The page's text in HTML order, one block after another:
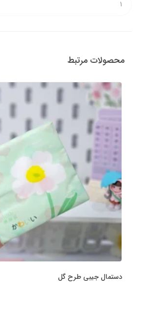
محصولات مرتبط
دستمال جیبی طرح گل